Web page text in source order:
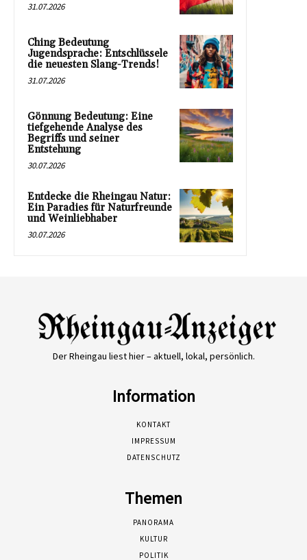
31.07.2026
Ching Bedeutung
Jugendsprache: Entschlüssele
die neuesten Slang-Trends!
31.07.2026
Gönnung Bedeutung: Eine
tiefgehende Analyse des
Begriffs und seiner
Entstehung
30.07.2026
Entdecke die Rheingau Natur:
Ein Paradies für Naturfreunde
und Weinliebhaber
30.07.2026
Der Rheingau liest hier – aktuell, lokal, persönlich.
Information
KONTAKT
IMPRESSUM
DATENSCHUTZ
Themen
PANORAMA
KULTUR
POLITIK